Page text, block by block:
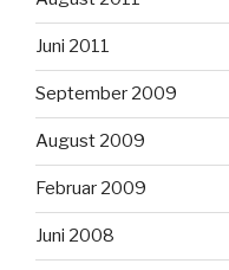
Juni 2011
September 2009
August 2009
Februar 2009
Juni 2008